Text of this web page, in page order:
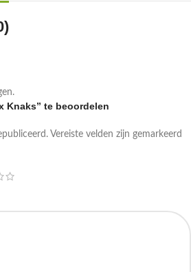
Knaks” te beoordelen
Vereiste velden zijn gemarkeerd